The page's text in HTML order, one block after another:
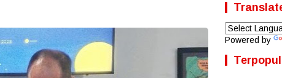
Powered by